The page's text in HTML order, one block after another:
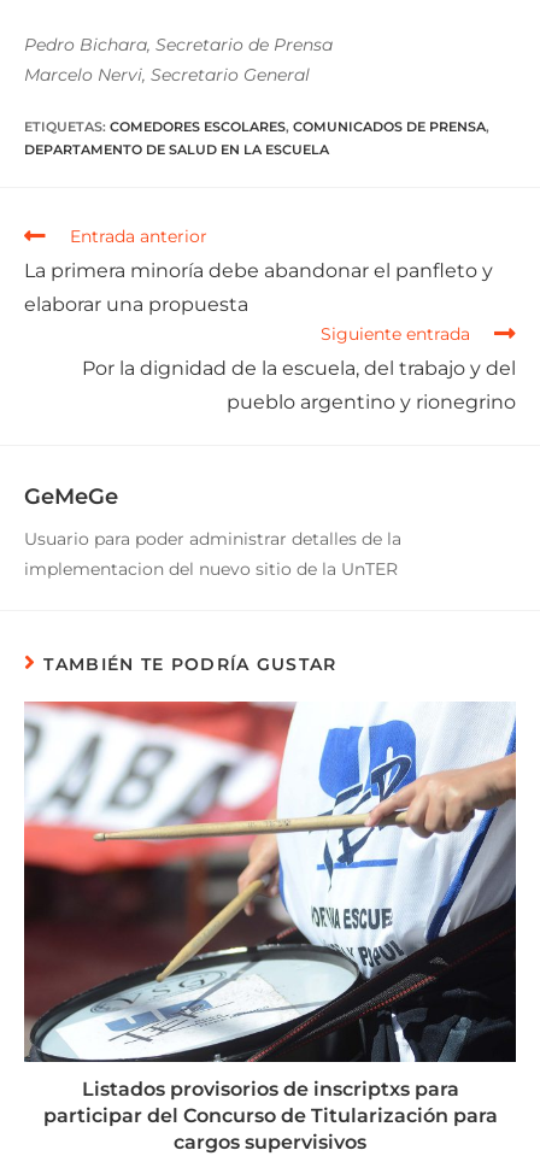
Pedro Bichara, Secretario de Prensa
Marcelo Nervi, Secretario General
ETIQUETAS: COMEDORES ESCOLARES, COMUNICADOS DE PRENSA,
DEPARTAMENTO DE SALUD EN LA ESCUELA
Entrada anterior
La primera minoría debe abandonar el panfleto y
elaborar una propuesta
Siguiente entrada
Por la dignidad de la escuela, del trabajo y del
pueblo argentino y rionegrino
GeMeGe
Usuario para poder administrar detalles de la
implementacion del nuevo sitio de la UnTER
TAMBIÉN TE PODRÍA GUSTAR
Listados provisorios de inscriptxs para
participar del Concurso de Titularización para
cargos supervisivos